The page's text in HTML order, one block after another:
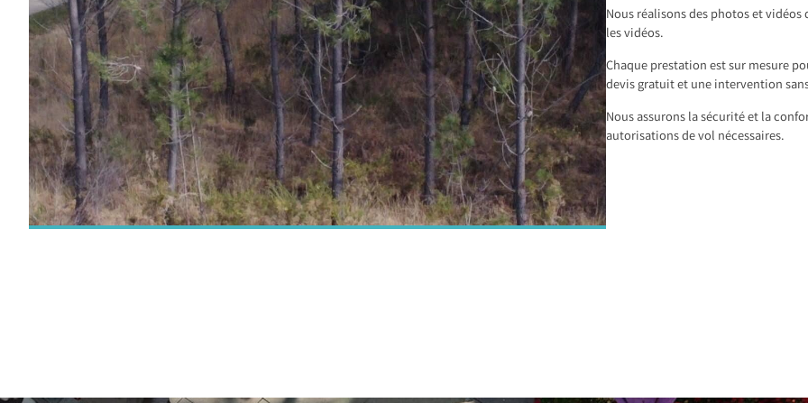
Nous réalisons des photos et
les vidéos.
Chaque prestation est sur mesure
devis gratuit et une intervention
Nous assurons la sécurité et la
autorisations de vol nécessaires.